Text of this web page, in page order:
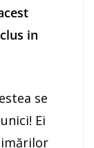
in
se
Ei